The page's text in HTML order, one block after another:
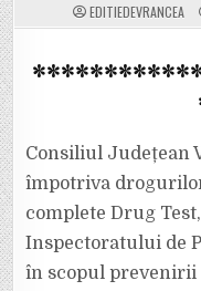
EDITIEDEVRANCEA
Consiliul Județean
împotriva
complete Drug
Inspectoratului de
în scopul prevenirii